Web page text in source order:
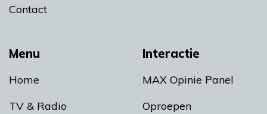
Menu
Home
TV & Radio
Interactie
MAX Opinie Panel
Oproepen
Contact